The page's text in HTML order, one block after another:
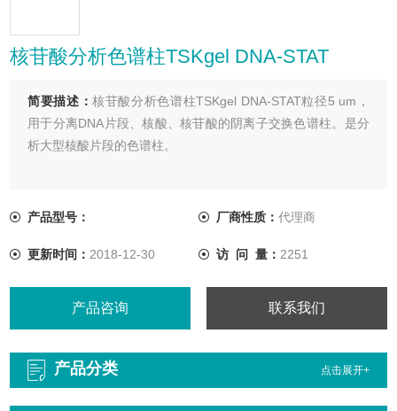
核苷酸分析色谱柱TSKgel DNA-STAT
简要描述：核苷酸分析色谱柱TSKgel DNA-STAT粒径5 um，
用于分离DNA片段、核酸、核苷酸的阴离子交换色谱柱。是分
析大型核酸片段的色谱柱。
产品型号： 厂商性质： 代理商
更新时间： 2018-12-30 访 问 量： 2251
产品咨询 联系我们
产品分类 点击展开+